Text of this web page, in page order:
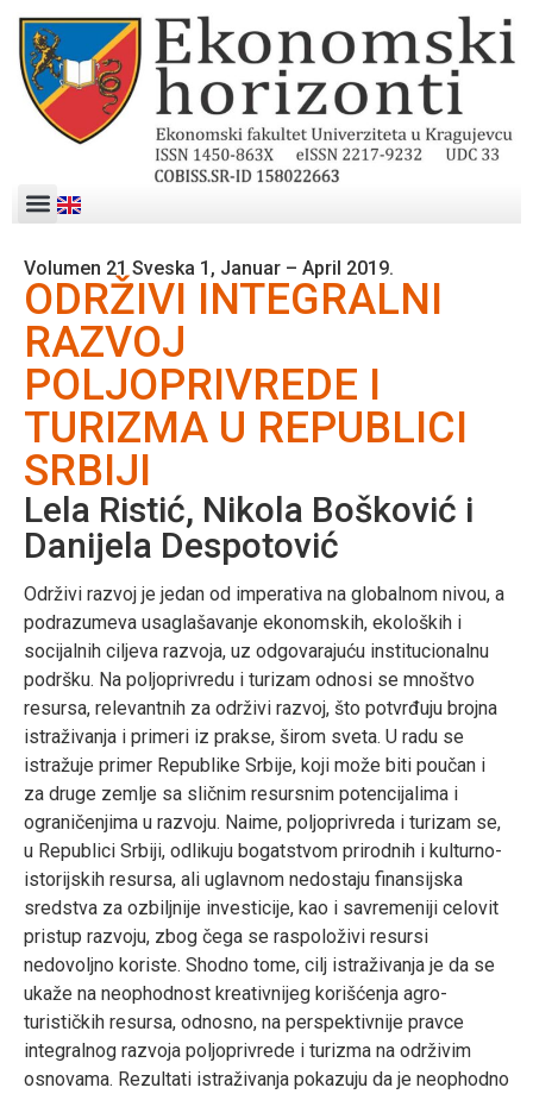
Volumen 21 Sveska 1, Januar – April 2019.
ODRŽIVI INTEGRALNI
RAZVOJ
POLJOPRIVREDE I
TURIZMA U REPUBLICI
SRBIJI
Lela Ristić, Nikola Bošković i
Danijela Despotović
Održivi razvoj je jedan od imperativa na globalnom nivou, a
podrazumeva usaglašavanje ekonomskih, ekoloških i
socijalnih ciljeva razvoja, uz odgovarajuću institucionalnu
podršku. Na poljoprivredu i turizam odnosi se mnoštvo
resursa, relevantnih za održivi razvoj, što potvrđuju brojna
istraživanja i primeri iz prakse, širom sveta. U radu se
istražuje primer Republike Srbije, koji može biti poučan i
za druge zemlje sa sličnim resursnim potencijalima i
ograničenjima u razvoju. Naime, poljoprivreda i turizam se,
u Republici Srbiji, odlikuju bogatstvom prirodnih i kulturno-
istorijskih resursa, ali uglavnom nedostaju finansijska
sredstva za ozbiljnije investicije, kao i savremeniji celovit
pristup razvoju, zbog čega se raspoloživi resursi
nedovoljno koriste. Shodno tome, cilj istraživanja je da se
ukaže na neophodnost kreativnijeg korišćenja agro-
turističkih resursa, odnosno, na perspektivnije pravce
integralnog razvoja poljoprivrede i turizma na održivim
osnovama. Rezultati istraživanja pokazuju da je neophodno